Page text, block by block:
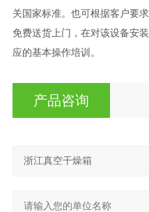
关国家标准。也可根据客户要
免费送货上门，在对该设备安
应的基本操作培训。
产品咨询